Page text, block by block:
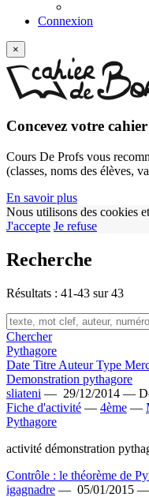
Connexion
×
Concevez votre
Cours De Profs vous
(classes, noms des élèves,
En savoir plus
Nous utilisons des cookies
J'accepte Je refuse
Recherche
Résultats : 41-43 sur 43
Chercher
Pythagore
Date Titre AuteurType
Demonstration pythagore
sliateni — 29/12/2014 —
Fiche d'activité — 4ème —
Pythagore
activité démonstration
Contrôle : le théorème de
igagnadre — 05/01/2015 —